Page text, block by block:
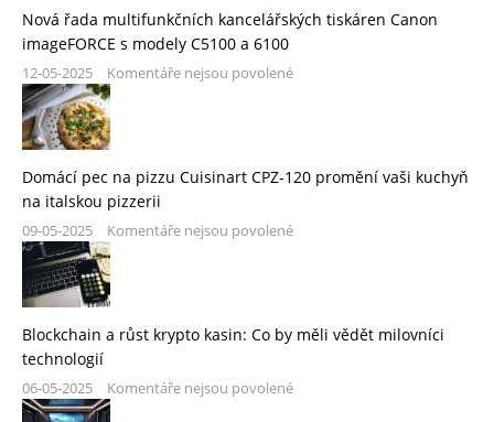
Nová řada multifunkčních kancelářských tiskáren Canon
imageFORCE s modely C5100 a 6100
12-05-2025 Komentáře nejsou povolené
Domácí pec na pizzu Cuisinart CPZ-120 promění vaši kuchyň
na italskou pizzerii
09-05-2025 Komentáře nejsou povolené
Blockchain a růst krypto kasin: Co by měli vědět milovníci
technologií
06-05-2025 Komentáře nejsou povolené